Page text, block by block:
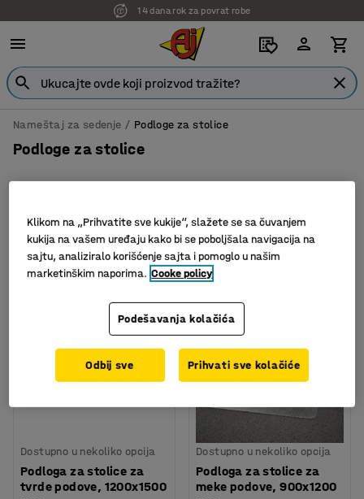
14 dana rok za povrat robe
Nameštaj za sedenje Podloge za stolice
Podloge za stolice
Filter Sortiraj
3 proizvoda
Dostupno u nekoliko opcija
Podloga za stolice za
tvrde podove, 1200x1500
Dostupno u nekoliko opcija
Podloga za stolice za
meke podove, 900x1200
Klikom na „Prihvatite sve kukije“, slažete se sa čuvanjem
kukija na vašem uređaju kako bi se poboljšala navigacija na
sajtu, analiziralo korišćenje sajta i pomoglo u našim
marketinškim naporima. Cooke policy
Podešavanja kolačića
Odbij sve Prihvati sve kolačiće